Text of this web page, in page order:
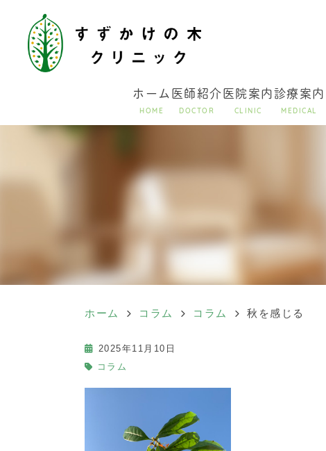
ホーム
HOME
医師紹介
DOCTOR
医院案内
CLINIC
診療案内
MEDICAL
ホーム コラム コラム 秋を感じる
2025年11月10日
コラム